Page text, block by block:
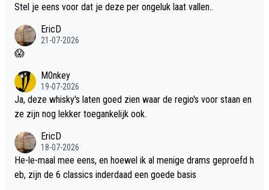
Stel je eens voor dat je deze per ongeluk laat vallen..
EricD
21-07-2026
😱
M0nkey
19-07-2026
Ja, deze whisky's laten goed zien waar de regio's voor staan en
ze zijn nog lekker toegankelijk ook.
EricD
18-07-2026
He-le-maal mee eens, en hoewel ik al menige drams geproefd h
eb, zijn de 6 classics inderdaad een goede basis